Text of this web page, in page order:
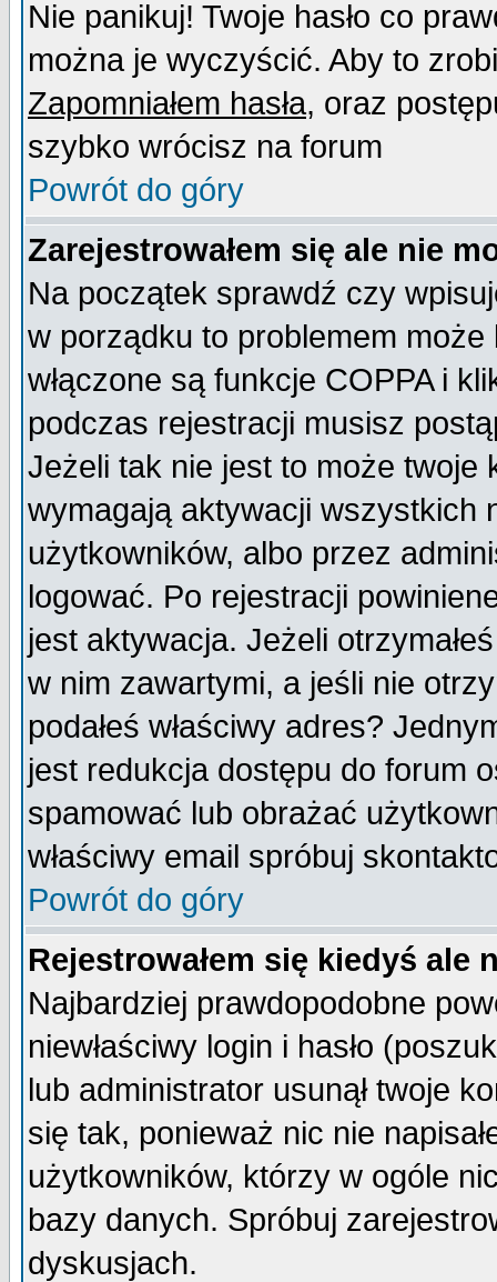
Nie panikuj! Twoje hasło co
można je wyczyścić. Aby to
Zapomniałem hasła, oraz
szybko wrócisz na forum
Powrót do góry
Zarejestrowałem się ale nie
Na początek sprawdź czy
w porządku to problemem
włączone są funkcje COPPA i
podczas rejestracji musisz
Jeżeli tak nie jest to może twoje
wymagają aktywacji wszystkich
użytkowników, albo przez
logować. Po rejestracji
jest aktywacja. Jeżeli
w nim zawartymi, a jeśli nie
podałeś właściwy adres?
jest redukcja dostępu do forum
spamować lub obrażać
właściwy email spróbuj
Powrót do góry
Rejestrowałem się kiedyś ale
Najbardziej prawdopodobne
niewłaściwy login i hasło
lub administrator usunął twoje
się tak, ponieważ nic nie
użytkowników, którzy w ogóle
bazy danych. Spróbuj
dyskusjach.